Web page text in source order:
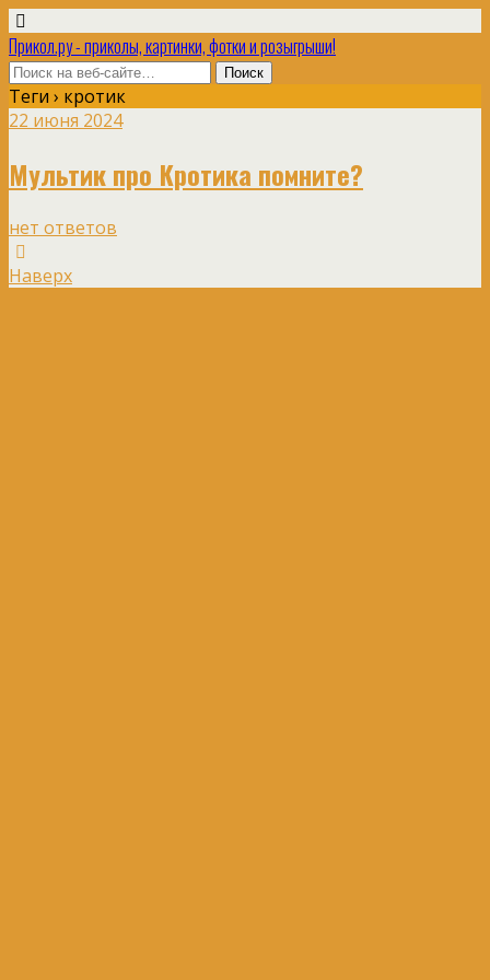
Прикол.ру - приколы, картинки, фотки и розыгрыши!
Теги › кротик
22 июня 2024
Мультик про Кротика помните?
нет ответов
Наверх